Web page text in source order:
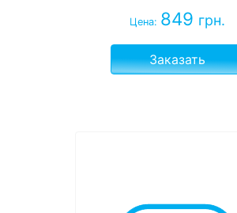
Цена: 849 грн.
Заказать